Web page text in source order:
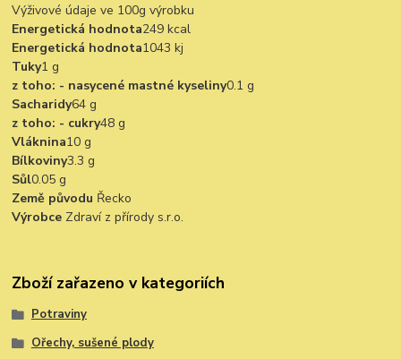
Výživové údaje ve 100g výrobku
Energetická hodnota249 kcal
Energetická hodnota1043 kj
Tuky1 g
z toho: - nasycené mastné kyseliny0.1 g
Sacharidy64 g
z toho: - cukry48 g
Vláknina10 g
Bílkoviny3.3 g
Sůl0.05 g
Země původu Řecko
Výrobce Zdraví z přírody s.r.o.
Zboží zařazeno v kategoriích
Potraviny
Ořechy, sušené plody